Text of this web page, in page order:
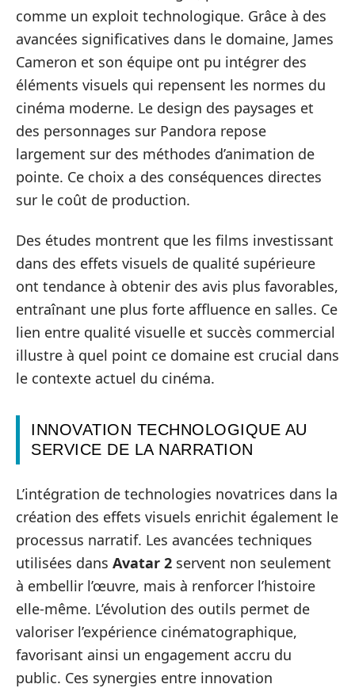
comme un exploit technologique. Grâce à des
avancées significatives dans le domaine, James
Cameron et son équipe ont pu intégrer des
éléments visuels qui repensent les normes du
cinéma moderne. Le design des paysages et
des personnages sur Pandora repose
largement sur des méthodes d’animation de
pointe. Ce choix a des conséquences directes
sur le coût de production.
Des études montrent que les films investissant
dans des effets visuels de qualité supérieure
ont tendance à obtenir des avis plus favorables,
entraînant une plus forte affluence en salles. Ce
lien entre qualité visuelle et succès commercial
illustre à quel point ce domaine est crucial dans
le contexte actuel du cinéma.
INNOVATION TECHNOLOGIQUE AU
SERVICE DE LA NARRATION
L’intégration de technologies novatrices dans la
création des effets visuels enrichit également le
processus narratif. Les avancées techniques
utilisées dans Avatar 2 servent non seulement
à embellir l’œuvre, mais à renforcer l’histoire
elle-même. L’évolution des outils permet de
valoriser l’expérience cinématographique,
favorisant ainsi un engagement accru du
public. Ces synergies entre innovation